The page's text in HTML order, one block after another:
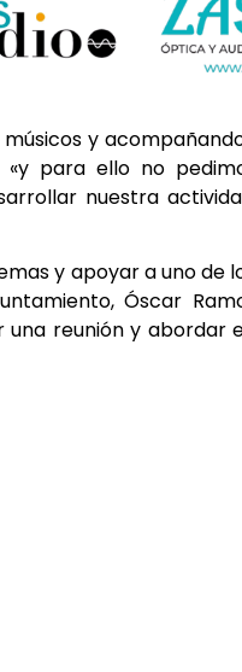
y
para ello no
nuestra
y apoyar a uno de
Óscar
reunión y abordar